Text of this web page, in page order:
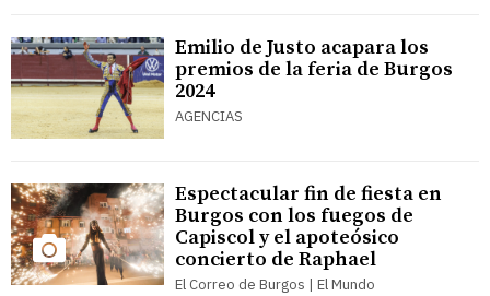
Emilio de Justo acapara los
premios de la feria de Burgos
2024
AGENCIAS
Espectacular fin de fiesta en
Burgos con los fuegos de
Capiscol y el apoteósico
concierto de Raphael
El Correo de Burgos | El Mundo